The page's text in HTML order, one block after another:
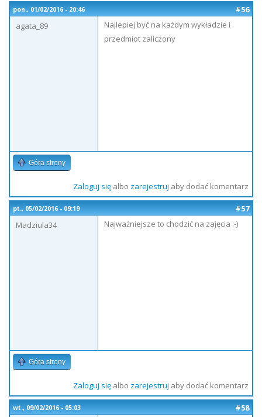
pon., 01/02/2016 - 20:46
#56
agata_89
Najlepiej być na każdym wykładzie i
przedmiot zaliczony
Góra strony
Zaloguj sięalbo zarejestruj aby dodać komentarz
pt., 05/02/2016 - 09:19
#57
Madziula34
Najważniejsze to chodzić na zajęcia :-)
Góra strony
Zaloguj sięalbo zarejestruj aby dodać komentarz
wt., 09/02/2016 - 05:03
#58